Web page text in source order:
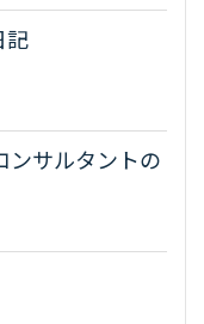
記
ンサルタントの